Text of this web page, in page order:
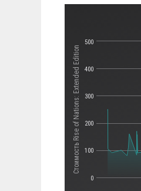
Стоимость Rise of Nations: Extended Edition
0
100
200
300
400
500